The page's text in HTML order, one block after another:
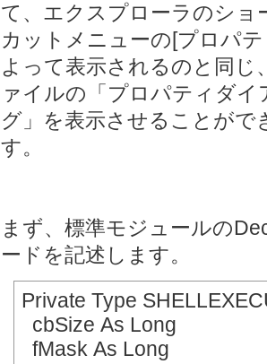
て、エクスプローラのショ
カットメニューの[プロパ
よって表示されるのと同じ
ァイルの「プロパティダイ
グ」を表示させることがで
す。
まず、標準モジュールの
ードを記述します。
Private Type
cbSize As Long
fMask As Long